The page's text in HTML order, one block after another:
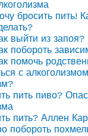
бросить пить!
выйти из запоя?
побороть
помочь
с
пить пиво?
пить? Аллен
побороть